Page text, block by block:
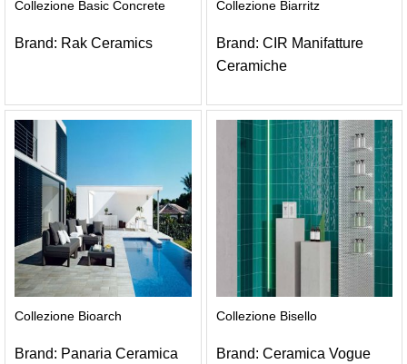
Collezione Basic Concrete
Brand: Rak Ceramics
Collezione Biarritz
Brand: CIR Manifatture
Ceramiche
Collezione Bioarch
Brand: Panaria Ceramica
Collezione Bisello
Brand: Ceramica Vogue